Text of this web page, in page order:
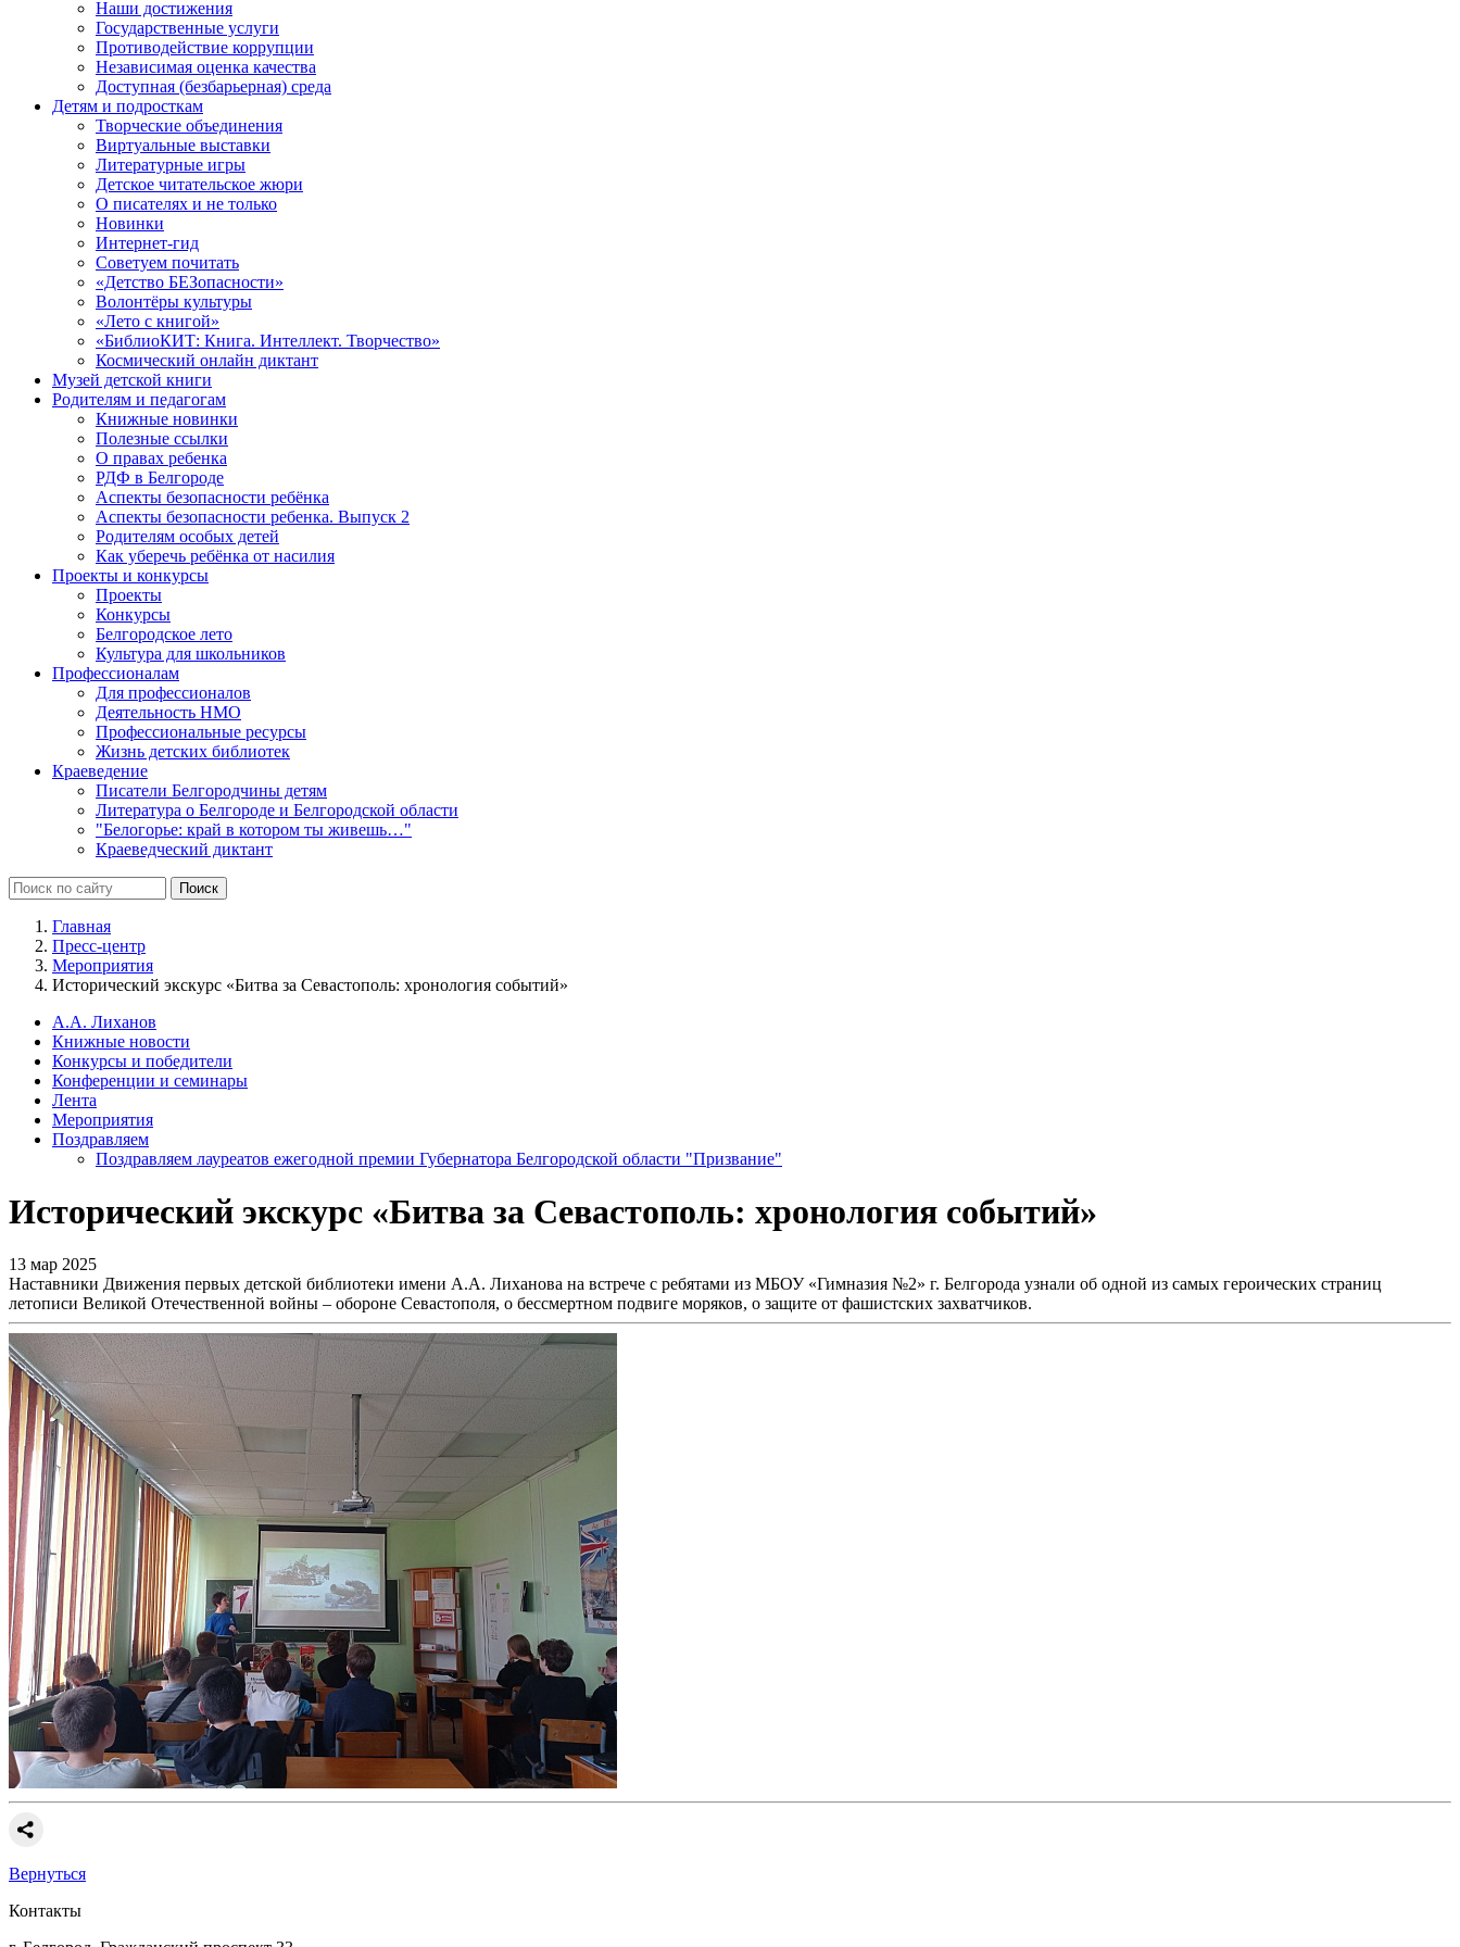
Наши достижения
Государственные услуги
Противодействие коррупции
Независимая оценка качества
Доступная (безбарьерная) среда
Детям и подросткам
Творческие объединения
Виртуальные выставки
Литературные игры
Детское читательское жюри
О писателях и не только
Новинки
Интернет-гид
Советуем почитать
«Детство БЕЗопасности»
Волонтёры культуры
«Лето с книгой»
«БиблиоКИТ: Книга. Интеллект. Творчество»
Космический онлайн диктант
Музей детской книги
Родителям и педагогам
Книжные новинки
Полезные ссылки
О правах ребенка
РДФ в Белгороде
Аспекты безопасности ребёнка
Аспекты безопасности ребенка. Выпуск 2
Родителям особых детей
Как уберечь ребёнка от насилия
Проекты и конкурсы
Проекты
Конкурсы
Белгородское лето
Культура для школьников
Профессионалам
Для профессионалов
Деятельность НМО
Профессиональные ресурсы
Жизнь детских библиотек
Краеведение
Писатели Белгородчины детям
Литература о Белгороде и Белгородской области
"Белогорье: край в котором ты живешь…"
Краеведческий диктант
Главная
Пресс-центр
Мероприятия
Исторический экскурс «Битва за Севастополь: хронология событий»
А.А. Лиханов
Книжные новости
Конкурсы и победители
Конференции и семинары
Лента
Мероприятия
Поздравляем
Поздравляем лауреатов ежегодной премии Губернатора Белгородской области "Призвание"
Исторический экскурс «Битва за Севастополь: хронология событий»
13 мар 2025
Наставники Движения первых детской библиотеки имени А.А. Лиханова на встрече с ребятами из МБОУ «Гимназия №2» г. Белгорода узнали об одной из самых героических страниц
летописи Великой Отечественной войны – обороне Севастополя, о бессмертном подвиге моряков, о защите от фашистских захватчиков.
Вернуться
Контакты